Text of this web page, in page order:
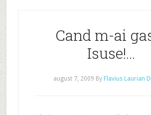
Cand m-ai
Isuse!…
august 7, 2009 By Flavius Laurian